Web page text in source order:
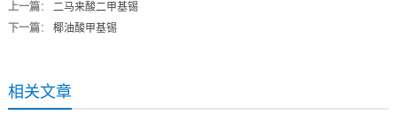
上一篇： 二马来酸二甲基锡
下一篇： 椰油酸甲基锡
相关文章